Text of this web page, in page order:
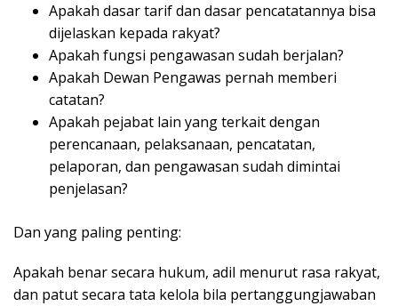
Apakah dasar tarif dan dasar pencatatannya bisa
dijelaskan kepada rakyat?
Apakah fungsi pengawasan sudah berjalan?
Apakah Dewan Pengawas pernah memberi
catatan?
Apakah pejabat lain yang terkait dengan
perencanaan, pelaksanaan, pencatatan,
pelaporan, dan pengawasan sudah dimintai
penjelasan?
Dan yang paling penting:
Apakah benar secara hukum, adil menurut rasa rakyat,
dan patut secara tata kelola bila pertanggungjawaban